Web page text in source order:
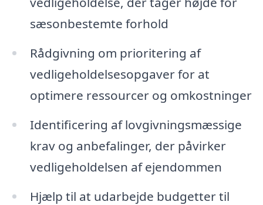
sæsonbestemte forhold
Rådgivning om prioritering af
vedligeholdelsesopgaver for at
optimere ressourcer og omkostninger
Identificering af lovgivningsmæssige
krav og anbefalinger, der påvirker
vedligeholdelsen af ejendommen
Hjælp til at udarbejde budgetter til